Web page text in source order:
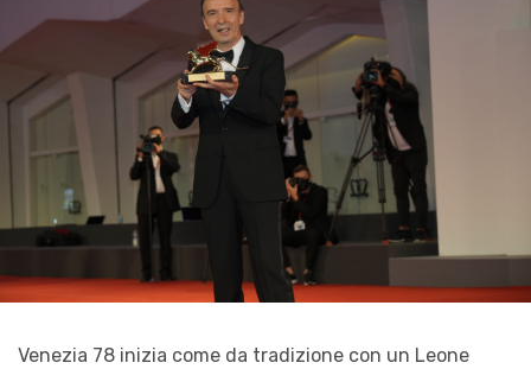
Venezia 78 inizia come da tradizione con un Leone